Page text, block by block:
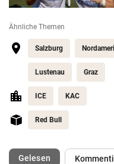
Ähnliche Themen
Salzburg
Lustenau Graz
ICE KAC
Red Bull
Gelesen(ausgewählt)